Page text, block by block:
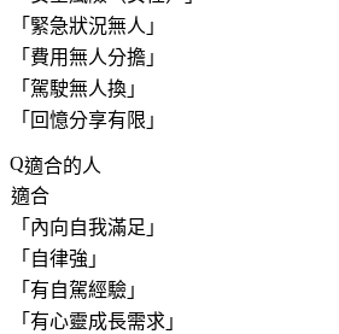
「 緊急狀況無人 」
「 費用無人分擔 」
「 駕駛無人換 」
「 回憶分享有限 」
適合的人
適合
「 內向自我滿足 」
「 自律強 」
「 有自駕經驗 」
「 有心靈成長需求 」